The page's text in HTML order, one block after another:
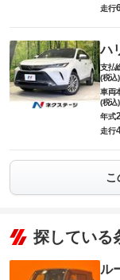
走行
ハ
支払
(税込
車両
(税込)
年式
走行
こ
探している
ル